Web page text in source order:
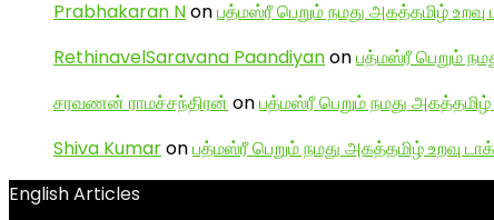
Prabhakaran Nonபத்மஸ்ரீ பெறும் நமது அகத்தமிழ்
RethinavelSaravana Paandiyanonபத்மஸ்ரீ பெறும்
சரவணன் ராமச்சந்திரன் onபத்மஸ்ரீ பெறும் நமது அகத்தமிழ்
Shiva Kumaronபத்மஸ்ரீ பெறும் நமது அகத்தமிழ் உறவு
English Articles